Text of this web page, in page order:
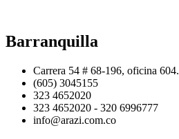
Barranquilla
Carrera 54 # 68-196, oficina 604.
(605) 3045155
323 4652020
323 4652020 - 320 6996777
info@arazi.com.co